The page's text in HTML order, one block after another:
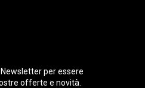
per essere
offerte e novità.